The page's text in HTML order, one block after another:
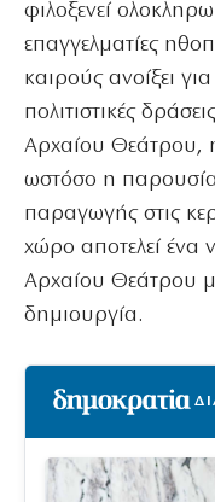
φιλοξενεί
επαγγελματίες
καιρούς ανοίξει
πολιτιστικές
Αρχαίου Θεάτρου,
ωστόσο η
παραγωγής στις
χώρο αποτελεί ένα
Αρχαίου Θεάτρου
δημιουργία.